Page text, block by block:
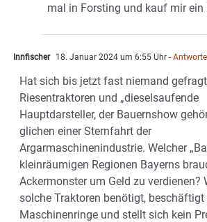
mal in Forsting und kauf mir ein
Innfischer 18. Januar 2024 um 6:55 Uhr -
Hat sich bis jetzt fast niemand
Riesentraktoren und „dieselsaufende
Hauptdarsteller, der Bauernshow
glichen einer Sternfahrt der
Argarmaschinenindustrie. Welcher
kleinräumigen Regionen Bayerns
Ackermonster um Geld zu verdienen?
solche Traktoren benötigt, beschäftigt
Maschinenringe und stellt sich kein